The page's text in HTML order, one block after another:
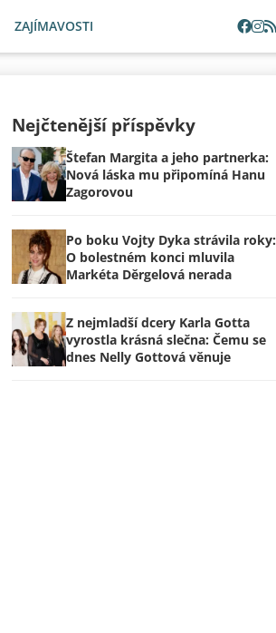
ZAJÍMAVOSTI
Nejčtenější příspěvky
Štefan Margita a jeho partnerka:
Nová láska mu připomíná Hanu
Zagorovou
Po boku Vojty Dyka strávila roky:
O bolestném konci mluvila
Markéta Děrgelová nerada
Z nejmladší dcery Karla Gotta
vyrostla krásná slečna: Čemu se
dnes Nelly Gottová věnuje